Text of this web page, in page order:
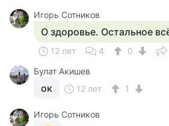
Игорь Сотников
О здоровье. Остальное
12 лет 4
0
Булат Акишев
ок 12 лет 1
Игорь Сотников